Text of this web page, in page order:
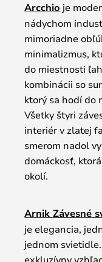
Arcchio je
nádychom
mimoriadne
minimalizmus,
do miestnosti
kombinácii so
ktorý sa hodí do
Všetky štyri
interiér v zlatej
smerom nadol
domáckosť,
okolí.
Arnik Závesné
je elegancia,
jednom
exkluzívny